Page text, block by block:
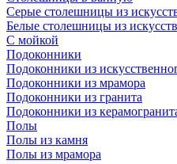
Серые столешницы из
Белые столешницы из
С мойкой
Подоконники
Подоконники из
Подоконники из мрамора
Подоконники из гранита
Подоконники из
Полы
Полы из камня
Полы из мрамора